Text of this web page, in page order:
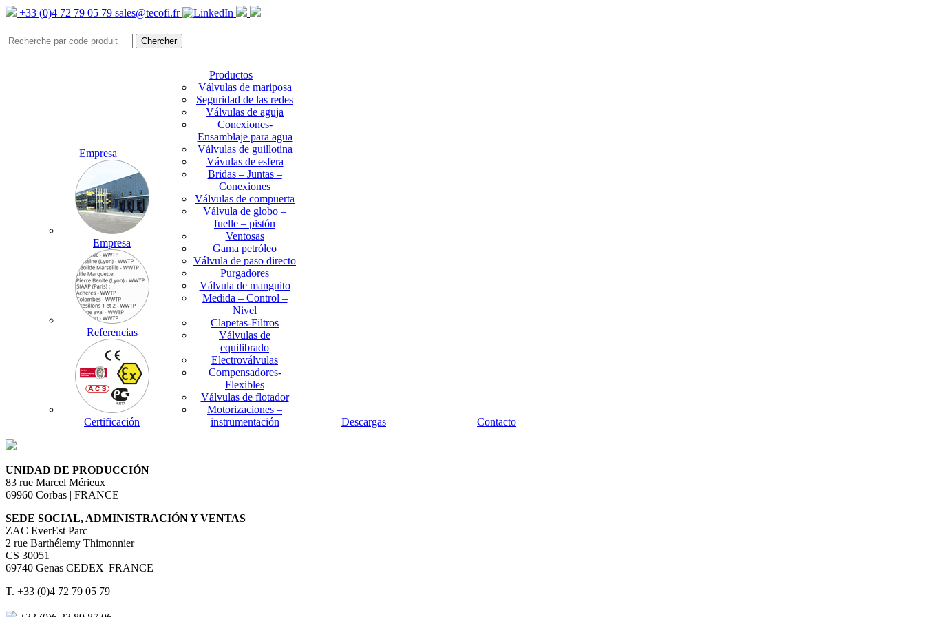
+33 (0)4 72 79 05 79 sales@tecofi.fr
Empresa
Empresa
Referencias
Certificación
Productos
Válvulas de mariposa
Seguridad de las redes
Válvulas de aguja
Conexiones-
Ensamblaje para agua
Válvulas de guillotina
Vávulas de esfera
Bridas – Juntas –
Conexiones
Válvulas de compuerta
Válvula de globo –
fuelle – pistón
Ventosas
Gama petróleo
Válvula de paso directo
Purgadores
Válvula de manguito
Medida – Control –
Nivel
Clapetas-Filtros
Válvulas de
equilibrado
Electroválvulas
Compensadores-
Flexibles
Válvulas de flotador
Motorizaciones –
instrumentación
Descargas Contacto
UNIDAD DE PRODUCCIÓN
83 rue Marcel Mérieux
69960 Corbas | FRANCE
SEDE SOCIAL, ADMINISTRACIÓN Y VENTAS
ZAC EverEst Parc
2 rue Barthélemy Thimonnier
CS 30051
69740 Genas CEDEX| FRANCE
T. +33 (0)4 72 79 05 79